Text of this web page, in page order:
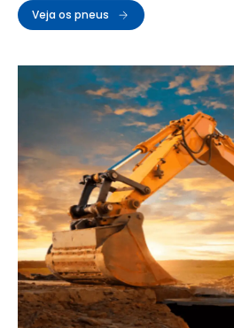
Veja os pneus